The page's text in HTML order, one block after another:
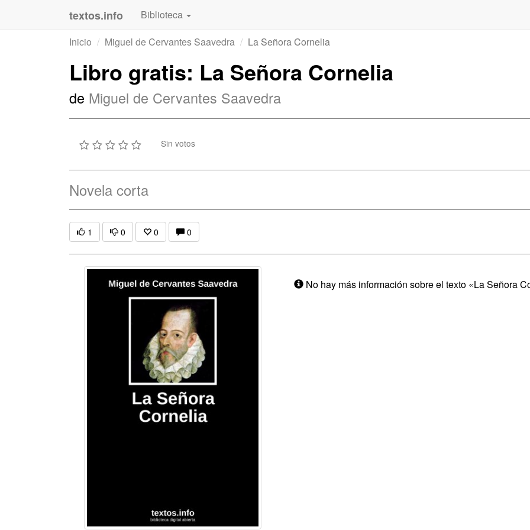
textos.info Biblioteca
Inicio
Miguel de Cervantes Saavedra La Señora Cornelia
Libro gratis: La Señora Cornelia
de Miguel de Cervantes Saavedra
Sin votos
Novela corta
1 0 0 0
No hay más información sobre el texto «La Señora